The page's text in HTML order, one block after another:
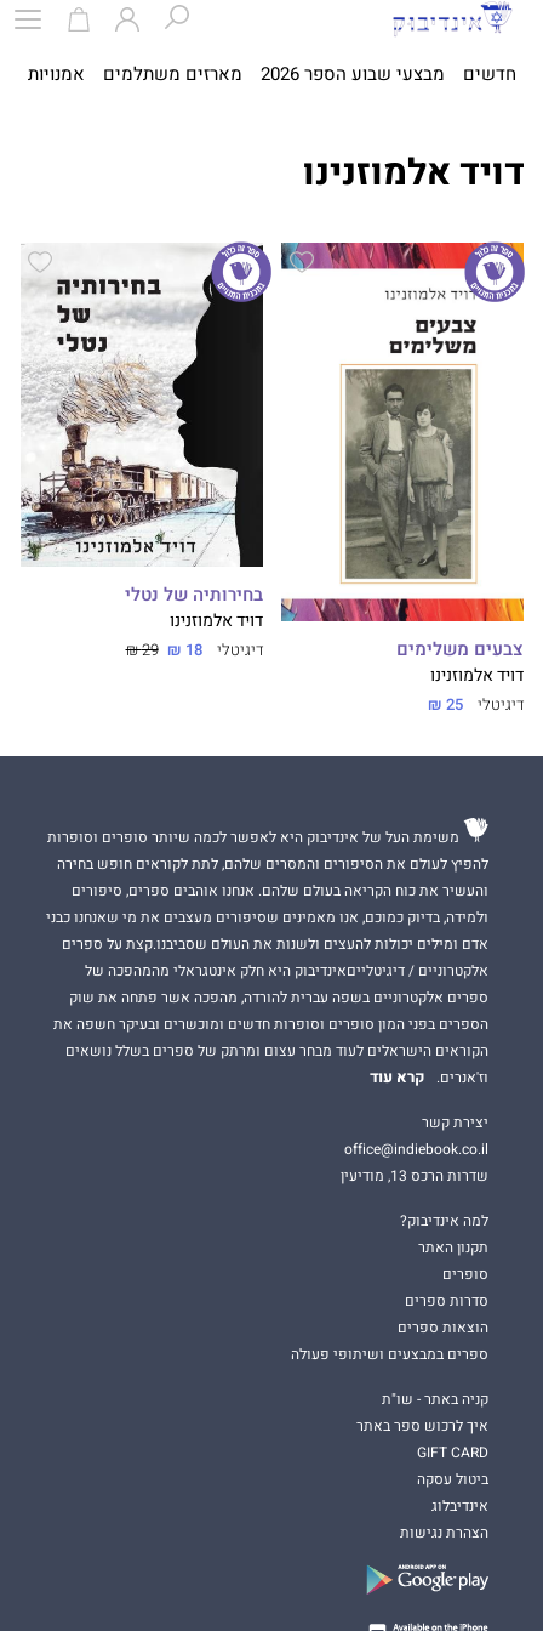
חדשים מבצעי שבוע הספר 2026 מארזים משתלמים אמנויות
דויד אלמוזנינו
צבעים משלימים
דויד אלמוזנינו
דיגיטלי 25 ₪
בחירותיה של נטלי
דויד אלמוזנינו
דיגיטלי 18 ₪
29 ₪
משימת העל של אינדיבוק היא לאפשר לכמה שיותר סופרים וסופרות
להפיץ לעולם את הסיפורים והמסרים שלהם, לתת לקוראים חופש בחירה
והעשיר את כוח הקריאה בעולם שלהם. אנחנו אוהבים ספרים, סיפורים
ולמידה, בדיוק כמוכם, אנו מאמינים שסיפורים מעצבים את מי שאנחנו כבני
אדם ומילים יכולות להעצים ולשנות את העולם שסביבנו.קצת על ספרים
אלקטרוניים / דיגיטלייםאינדיבוק היא חלק אינטגראלי מהמהפכה של
ספרים אלקטרוניים בשפה עברית להורדה, מהפכה אשר פתחה את שוק
הספרים בפני המון סופרים וסופרות חדשים ומוכשרים ובעיקר חשפה את
הקוראים הישראלים לעוד מבחר עצום ומרתק של ספרים בשלל נושאים
וז'אנרים.
קרא עוד
יצירת קשר
office@indiebook.co.il
שדרות הרכס 13, מודיעין
למה אינדיבוק?
תקנון האתר
סופרים
סדרות ספרים
הוצאות ספרים
ספרים במבצעים ושיתופי פעולה
קניה באתר - שו"ת
איך לרכוש ספר באתר
GIFT CARD
ביטול עסקה
אינדיבלוג
הצהרת נגישות